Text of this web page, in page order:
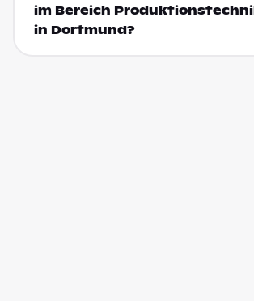
im Bereich
in Dortmund?